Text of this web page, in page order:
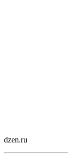
dzen.ru